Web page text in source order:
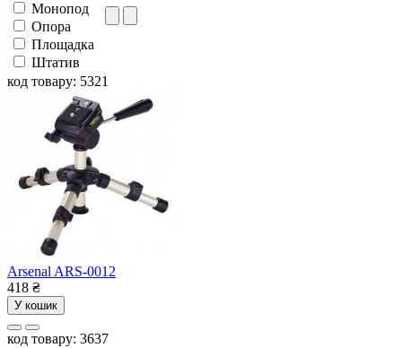
Монопод
Опора
Площадка
Штатив
код товару: 5321
Arsenal ARS-0012
418 ₴
У кошик
код товару: 3637